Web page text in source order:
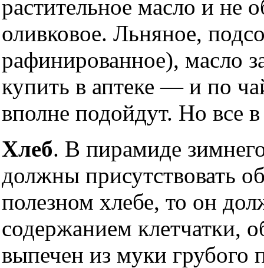
растительное масло и не
оливковое. Льняное,
рафинированное),
купить в аптеке — и по
вполне подойдут. Но все
Хлеб. В пирамиде
должны присутствовать
полезном хлебе, то он
содержанием клетчатки,
выпечен из муки